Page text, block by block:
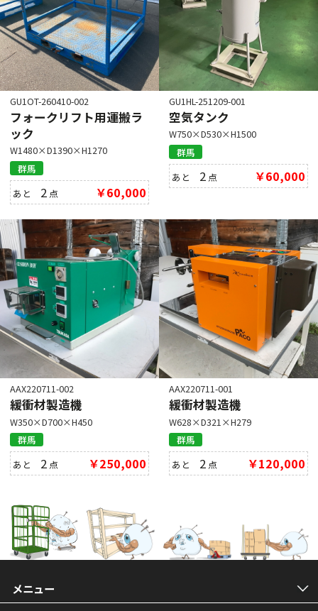
GU1OT-260410-002
フォークリフト用運搬ラ
ック
W1480×D1390×H1270
群馬
あと 2 点 ￥60,000
GU1HL-251209-001
空気タンク
W750×D530×H1500
群馬
あと 2 点 ￥60,000
AAX220711-002
緩衝材製造機
W350×D700×H450
群馬
あと 2 点 ￥250,000
AAX220711-001
緩衝材製造機
W628×D321×H279
群馬
あと 2 点 ￥120,000
メニュー